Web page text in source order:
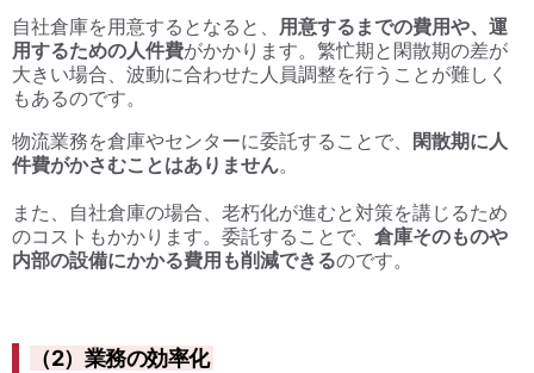
自社倉庫を用意するとなると、 用意するまでの費用や、運
用するための人件費がかかります。繁忙期と閑散期の差が
大きい場合、波動に合わせた人員調整を行うことが難しく
もあるのです。
物流業務を倉庫やセンターに委託することで、 閑散期に人
件費がかさむことはありません。
また、自社倉庫の場合、老朽化が進むと対策を講じるため
のコストもかかります。委託することで、 倉庫そのものや
内部の設備にかかる費用も削減できるのです。
（2）業務の効率化